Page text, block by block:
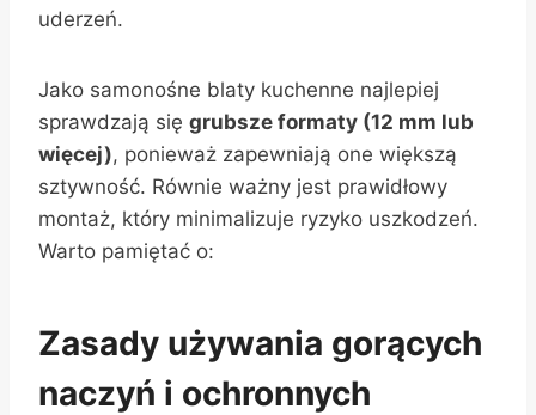
uderzeń.
Jako samonośne blaty kuchenne najlepiej
sprawdzają się grubsze formaty (12 mm lub
więcej), ponieważ zapewniają one większą
sztywność. Równie ważny jest prawidłowy
montaż, który minimalizuje ryzyko uszkodzeń.
Warto pamiętać o:
Zasady używania gorących
naczyń i ochronnych